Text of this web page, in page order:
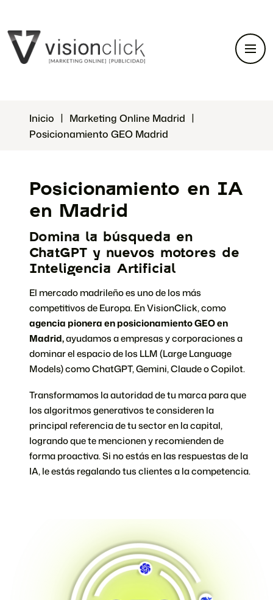
Inicio
Marketing Online Madrid
Posicionamiento GEO Madrid
Posicionamiento en IA
en Madrid
Domina la búsqueda en
ChatGPT y nuevos motores de
Inteligencia Artificial
El mercado madrileño es uno de los más
competitivos de Europa. En VisionClick, como
agencia pionera en posicionamiento GEO en
Madrid,ayudamos a empresas y corporaciones a
dominar el espacio de los LLM (Large Language
Models) como ChatGPT, Gemini, Claude o Copilot.
Transformamos la autoridad de tu marca para que
los algoritmos generativos te consideren la
principal referencia de tu sector en la capital,
logrando que te mencionen y recomienden de
forma proactiva. Si no estás en las respuestas de la
IA, le estás regalando tus clientes a la competencia.